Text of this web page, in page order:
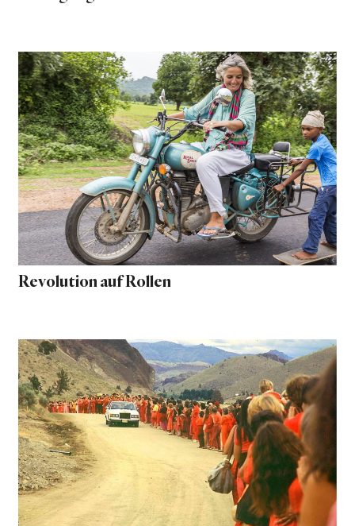
Revolution auf Rollen